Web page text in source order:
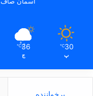
30
℃
پ
36
℃
ج